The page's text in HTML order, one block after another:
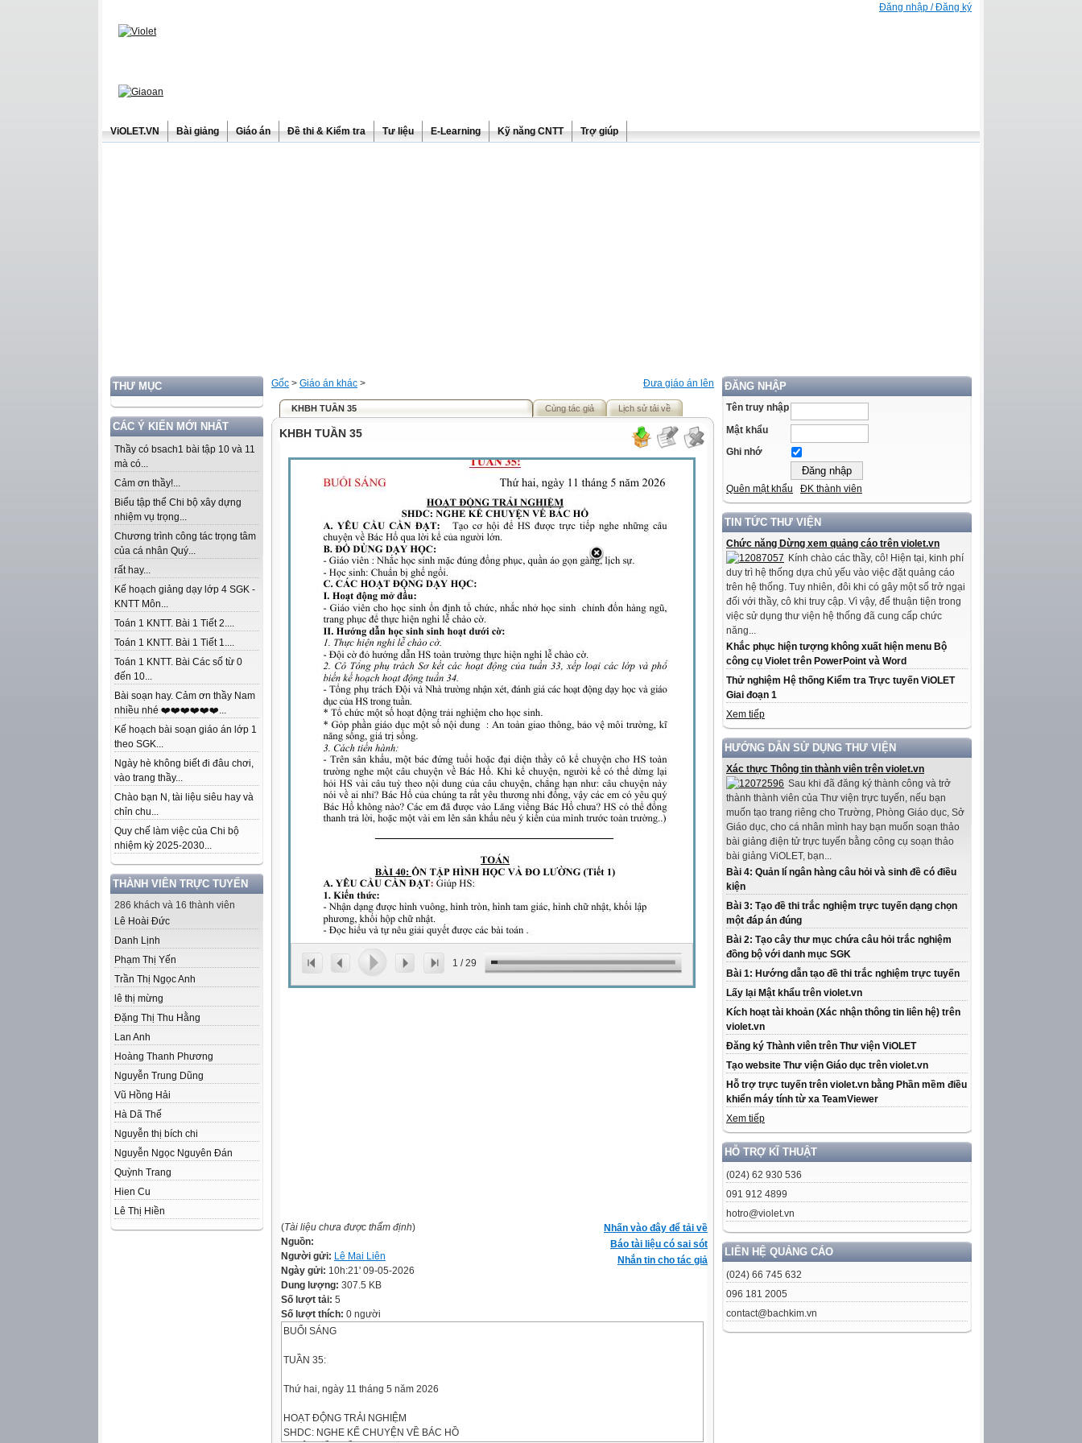
Đăng nhập / Đăng ký
ViOLET.VN Bài giảng Giáo án Đề thi & Kiểm tra Tư liệu E-Learning Kỹ năng CNTT Trợ giúp
THƯ MỤC
CÁC Ý KIẾN MỚI NHẤT
Thầy có bsach1 bài tập 10 và 11
mà có...
Cảm ơn thầy!...
Biểu tập thể Chi bộ xây dựng
nhiệm vụ trọng...
Chương trình công tác trọng tâm
của cá nhân Quý...
rất hay...
Kế hoạch giảng dạy lớp 4 SGK -
KNTT Môn...
Toán 1 KNTT. Bài 1 Tiết 2....
Toán 1 KNTT. Bài 1 Tiết 1....
Toán 1 KNTT. Bài Các số từ 0
đến 10...
Bài soạn hay. Cảm ơn thầy Nam
nhiều nhé ❤️❤️❤️❤️❤️❤️...
Kế hoạch bài soạn giáo án lớp 1
theo SGK...
Ngày hè không biết đi đâu chơi,
vào trang thầy...
Chào bạn N, tài liệu siêu hay và
chỉn chu...
Quy chế làm việc của Chi bộ
nhiệm kỳ 2025-2030...
THÀNH VIÊN TRỰC TUYẾN
286 khách và 16 thành viên
Lê Hoài Đức
Danh Lịnh
Phạm Thị Yến
Trần Thị Ngọc Anh
lê thị mừng
Đặng Thị Thu Hằng
Lan Anh
Hoàng Thanh Phương
Nguyễn Trung Dũng
Vũ Hồng Hải
Hà Dã Thế
Nguyễn thị bích chi
Nguyễn Ngọc Nguyên Đán
Quỳnh Trang
Hien Cu
Lê Thị Hiền
ĐĂNG NHẬP
Tên truy nhập
Mật khẩu
Ghi nhớ
Quên mật khẩu ĐK thành viên
TIN TỨC THƯ VIỆN
Chức năng Dừng xem quảng cáo trên violet.vn
Kính chào các thầy, cô! Hiện tại, kinh phí
duy trì hệ thống dựa chủ yếu vào việc đặt quảng cáo
trên hệ thống. Tuy nhiên, đôi khi có gây một số trở ngại
đối với thầy, cô khi truy cập. Vì vậy, để thuận tiện trong
việc sử dụng thư viện hệ thống đã cung cấp chức
năng...
Khắc phục hiện tượng không xuất hiện menu Bộ
công cụ Violet trên PowerPoint và Word
Thử nghiệm Hệ thống Kiểm tra Trực tuyến ViOLET
Giai đoạn 1
Xem tiếp
HƯỚNG DẪN SỬ DỤNG THƯ VIỆN
Xác thực Thông tin thành viên trên violet.vn
Sau khi đã đăng ký thành công và trở
thành thành viên của Thư viện trực tuyến, nếu bạn
muốn tạo trang riêng cho Trường, Phòng Giáo dục, Sở
Giáo dục, cho cá nhân mình hay bạn muốn soạn thảo
bài giảng điện tử trực tuyến bằng công cụ soạn thảo
bài giảng ViOLET, bạn...
Bài 4: Quản lí ngân hàng câu hỏi và sinh đề có điều
kiện
Bài 3: Tạo đề thi trắc nghiệm trực tuyến dạng chọn
một đáp án đúng
Bài 2: Tạo cây thư mục chứa câu hỏi trắc nghiệm
đồng bộ với danh mục SGK
Bài 1: Hướng dẫn tạo đề thi trắc nghiệm trực tuyến
Lấy lại Mật khẩu trên violet.vn
Kích hoạt tài khoản (Xác nhận thông tin liên hệ) trên
violet.vn
Đăng ký Thành viên trên Thư viện ViOLET
Tạo website Thư viện Giáo dục trên violet.vn
Hỗ trợ trực tuyến trên violet.vn bằng Phần mềm điều
khiển máy tính từ xa TeamViewer
Xem tiếp
HỖ TRỢ KĨ THUẬT
(024) 62 930 536
091 912 4899
hotro@violet.vn
LIÊN HỆ QUẢNG CÁO
(024) 66 745 632
096 181 2005
contact@bachkim.vn
Đưa giáo án lên
Gốc > Giáo án khác >
KHBH TUẦN 35 Cùng tác giả Lịch sử tải về
KHBH TUẦN 35
1 /29
Nhấn vào đây để tải về
Báo tài liệu có sai sót
Nhắn tin cho tác giả
(Tài liệu chưa được thẩm định)
Nguồn:
Người gửi: Lê Mai Liên
Ngày gửi: 10h:21' 09-05-2026
Dung lượng: 307.5 KB
Số lượt tải: 5
Số lượt thích: 0 người
BUỔI SÁNG
TUẦN 35:
Thứ hai, ngày 11 tháng 5 năm 2026
HOẠT ĐỘNG TRẢI NGHIỆM
SHDC: NGHE KỂ CHUYỆN VỀ BÁC HỒ